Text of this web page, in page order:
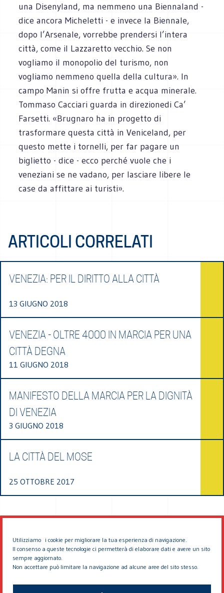
Utilizziamo i cookie per migliorare la tua esperienza di navigazione.
Il consenso a queste tecnologie ci permetterà di elaborare dati e avere un sito
sempre aggiornato.
Non accettare può limitare la navigazione ad alcune aree del sito stesso.
una Disenyland, ma nemmeno una Biennaland -
dice ancora Micheletti - e invece la Biennale,
dopo l’Arsenale, vorrebbe prendersi l’intera
città, come il Lazzaretto vecchio. Se non
vogliamo il monopolio del turismo, non
vogliamo nemmeno quella della cultura». In
campo Manin si offre frutta e acqua minerale.
Tommaso Cacciari guarda in direzionedi Ca’
Farsetti. «Brugnaro ha in progetto di
trasformare questa città in Veniceland, per
questo mette i tornelli, per far pagare un
biglietto - dice - ecco perché vuole che i
veneziani se ne vadano, per lasciare libere le
case da affittare ai turisti».
ARTICOLI CORRELATI
VENEZIA: PER IL DIRITTO ALLA CITTÀ
13 GIUGNO 2018
VENEZIA - OLTRE 4000 IN MARCIA PER UNA
CITTÀ DEGNA
11 GIUGNO 2018
MANIFESTO DELLA MARCIA PER LA DIGNITÀ
DI VENEZIA
3 GIUGNO 2018
LA CITTÀ DEL MOSE
25 OTTOBRE 2017
© 2026 EDDYBURG